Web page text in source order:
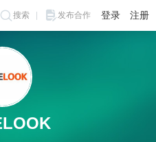
搜索 发布合作 登录 注册